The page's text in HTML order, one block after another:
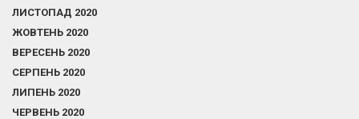
ЛИСТОПАД 2020
ЖОВТЕНЬ 2020
ВЕРЕСЕНЬ 2020
СЕРПЕНЬ 2020
ЛИПЕНЬ 2020
ЧЕРВЕНЬ 2020